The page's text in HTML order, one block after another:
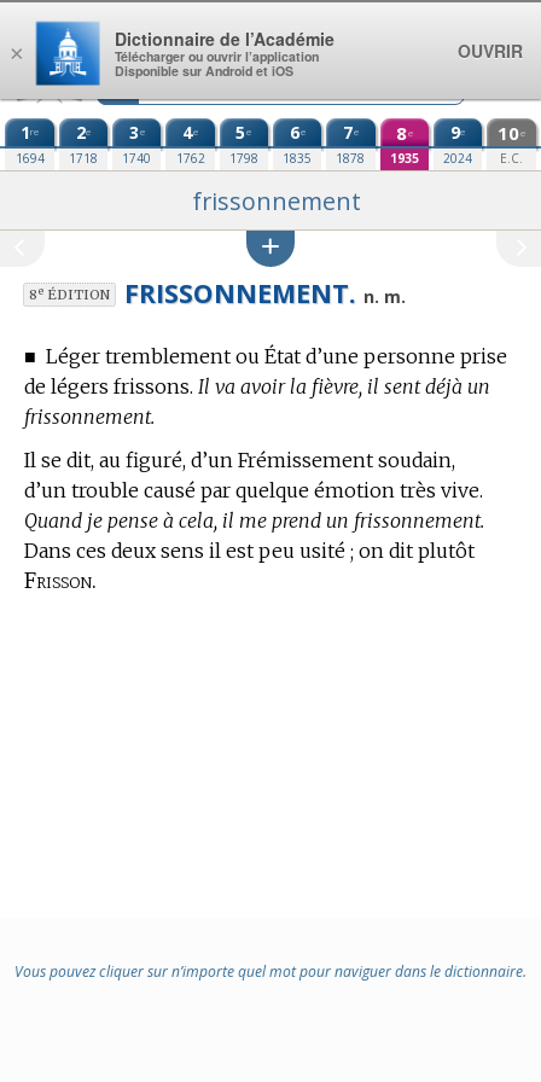
Aller au contenu
1re
1694
2e
1718
3e
1740
4e
1762
5e
1798
6e
1835
7e
1878
8e
1935
9e
2024
10e
E.C.
frissonnement
8eÉDITION FRISSONNEMENT. n. m.
■ Léger tremblement ou État d’une personne prise
de légers frissons. Il va avoir la fièvre, il sent déjà un
frissonnement.
Il se dit, au figuré, d’un Frémissement soudain,
d’un trouble causé par quelque émotion très vive.
Quand je pense à cela, il me prend un frissonnement.
Dans ces deux sens il est peu usité ; on dit plutôt
Frisson.
Vous pouvez cliquer sur n’importe quel mot pour naviguer dans le dictionnaire.
×
Dictionnaire de l’Académie
Télécharger ou ouvrir l’application
Disponible sur Android et iOS
OUVRIR